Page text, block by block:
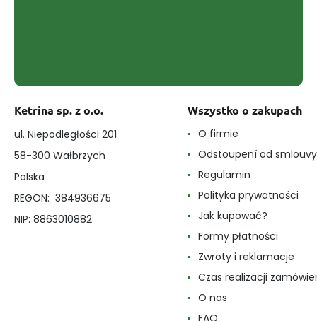
Ketrina sp. z o.o.
ul. Niepodległości 201
58-300 Wałbrzych
Polska
REGON: 384936675
NIP: 8863010882
Wszystko o zakupach
O firmie
Odstoupení od smlouvy
Regulamin
Polityka prywatności
Jak kupować?
Formy płatności
Zwroty i reklamacje
Czas realizacji
O nas
FAQ